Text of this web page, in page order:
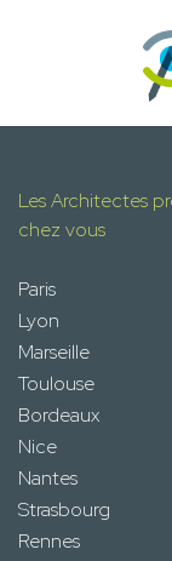
Les Architectes
chez vous
Paris
Lyon
Marseille
Toulouse
Bordeaux
Nice
Nantes
Strasbourg
Rennes